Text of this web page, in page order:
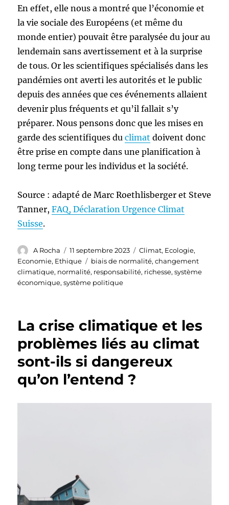
En effet, elle nous a montré que l’économie et
la vie sociale des Européens (et même du
monde entier) pouvait être paralysée du jour au
lendemain sans avertissement et à la surprise
de tous. Or les scientifiques spécialisés dans les
pandémies ont averti les autorités et le public
depuis des années que ces événements allaient
devenir plus fréquents et qu’il fallait s’y
préparer. Nous pensons donc que les mises en
garde des scientifiques duclimat doivent donc
être prise en compte dans une planification à
long terme pour les individus et la société.
Source : adapté de Marc Roethlisberger et Steve
Tanner,FAQ, Déclaration Urgence Climat
Suisse.
Auteur
A Rocha
Publié
le
11 septembre 2023 Catégories
Climat, Ecologie,
Economie, Ethique Étiquettes
biais de normalité,changement
climatique, normalité, responsabilité, richesse,système
économique,système politique
La crise climatique et les
problèmes liés au climat
sont-ils si dangereux
qu’on l’entend ?